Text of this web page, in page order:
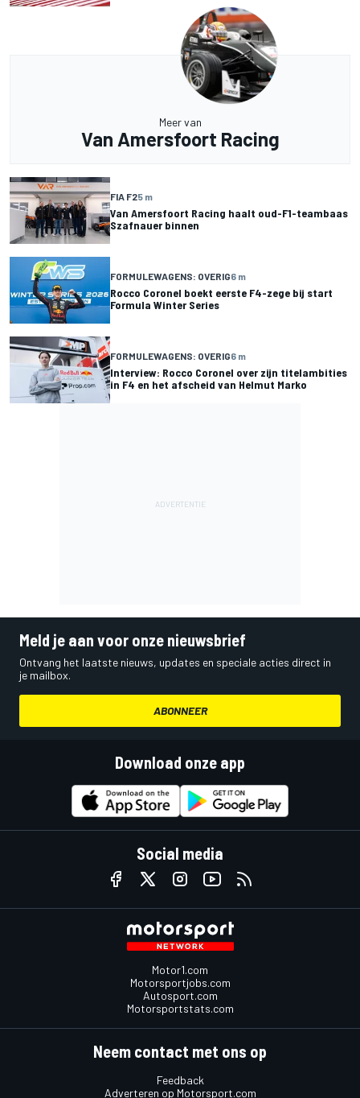
Meer van
Van Amersfoort Racing
FIA F25 m
Van Amersfoort Racing haalt oud-F1-teambaas
Szafnauer binnen
FORMULEWAGENS: OVERIG6 m
Rocco Coronel boekt eerste F4-zege bij start
Formula Winter Series
FORMULEWAGENS: OVERIG6 m
Interview: Rocco Coronel over zijn titelambities
in F4 en het afscheid van Helmut Marko
Meld je aan voor onze nieuwsbrief
Ontvang het laatste nieuws, updates en speciale acties direct in
je mailbox.
ABONNEER
Download onze app
Social media
Motor1.com
Motorsportjobs.com
Autosport.com
Motorsportstats.com
Neem contact met ons op
Feedback
Adverteren op Motorsport.com